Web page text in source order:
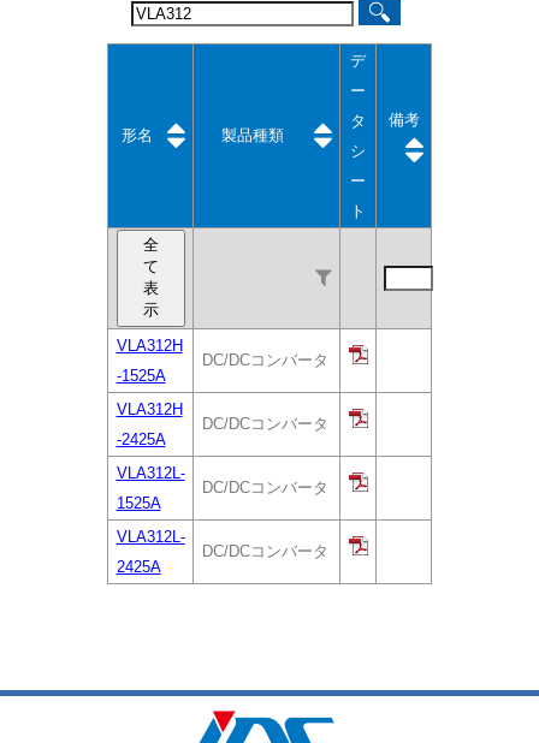
形名 製品種類
デ
ー
タ
シ
ー
ト
備考
全
て
表
示
VLA312H
-1525A
DC/DCコンバータ
VLA312H
-2425A
DC/DCコンバータ
VLA312L-
1525A
DC/DCコンバータ
VLA312L-
2425A
DC/DCコンバータ